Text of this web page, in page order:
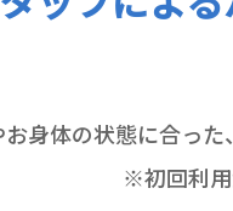
身体の状態に合っ
※初回利用